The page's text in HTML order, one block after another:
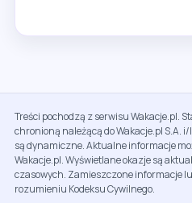
Treści pochodzą z serwisu Wakacje.pl.
chronioną należącą do Wakacje.pl S.A.
są dynamiczne. Aktualne informacje
Wakacje.pl. Wyświetlane okazje są
czasowych. Zamieszczone informacje
rozumieniu Kodeksu Cywilnego.